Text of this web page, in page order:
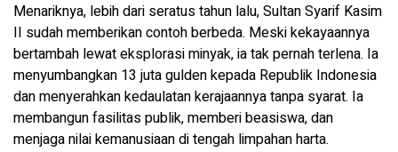
Menariknya, lebih dari seratus tahun lalu, Sultan Syarif Kasim
II sudah memberikan contoh berbeda. Meski kekayaannya
bertambah lewat eksplorasi minyak, ia tak pernah terlena. Ia
menyumbangkan 13 juta gulden kepada Republik Indonesia
dan menyerahkan kedaulatan kerajaannya tanpa syarat. Ia
membangun fasilitas publik, memberi beasiswa, dan
menjaga nilai kemanusiaan di tengah limpahan harta.